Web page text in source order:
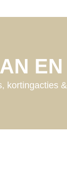
kortingacties